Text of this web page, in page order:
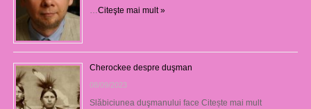
Citeşte mai mult »
Cherockee despre duşman
08/09/2023
Slăbiciunea duşmanului face Citește mai mult